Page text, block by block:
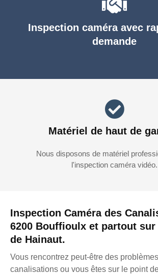
Inspection Caméra des
6200 Bouffioulx et partout
de Hainaut.
Vous rencontrez peut-être des
canalisations ou vous êtes sur le point
Inspection caméra avec
demande
Matériel de haut de
Nous disposons de matériel
l'inspection caméra vidéo.